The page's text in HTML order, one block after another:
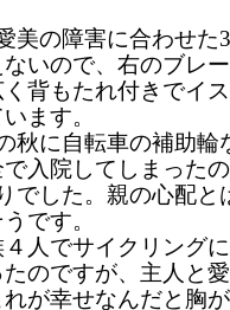
美の障害に合わせ
いので、右のブレ
背もたれ付きでイ
ます。
秋に自転車の補助
入院してしまった
でした。親の心配
です。
人でサイクリング
のですが、主人と
が幸せなんだと胸